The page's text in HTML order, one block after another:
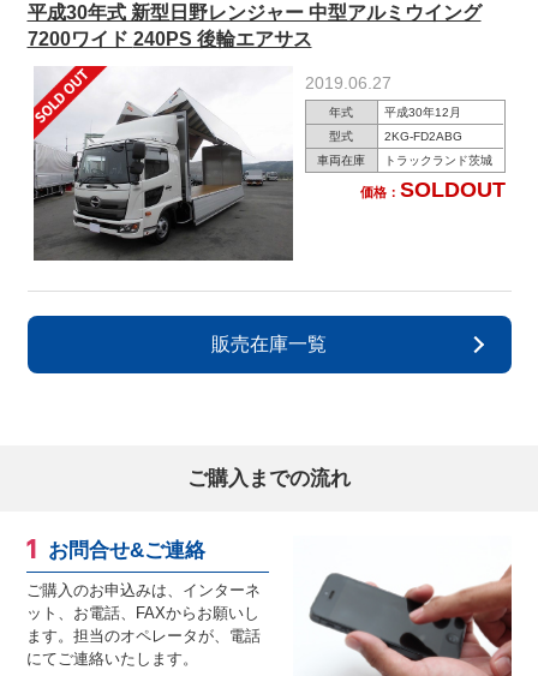
平成30年式 新型日野レンジャー 中型アルミウイング
7200ワイド 240PS 後輪エアサス
2019.06.27
年式
平成30年12月
型式
2KG-FD2ABG
車両在庫
トラックランド茨城
価格： SOLDOUT
販売在庫一覧
ご購入までの流れ
お問合せ&ご連絡
ご購入のお申込みは、インターネ
ット、お電話、FAXからお願いし
ます。担当のオペレータが、電話
にてご連絡いたします。